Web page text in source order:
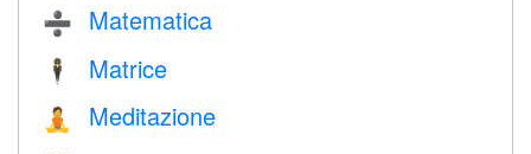
➗ Matematica
🕴️ Matrice
🧘 Meditazione